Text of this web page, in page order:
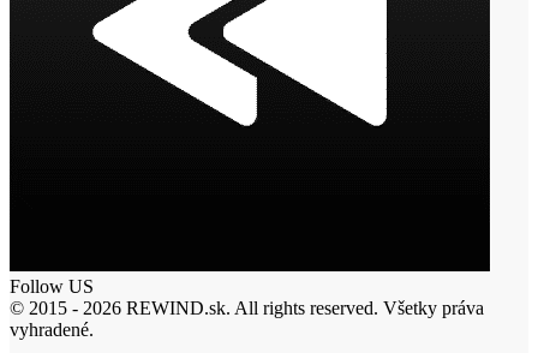
Follow US
© 2015 - 2026 REWIND.sk. All rights reserved. Všetky práva
vyhradené.